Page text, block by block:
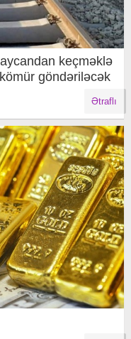
keçməklə
göndəriləcək
Ətraflı